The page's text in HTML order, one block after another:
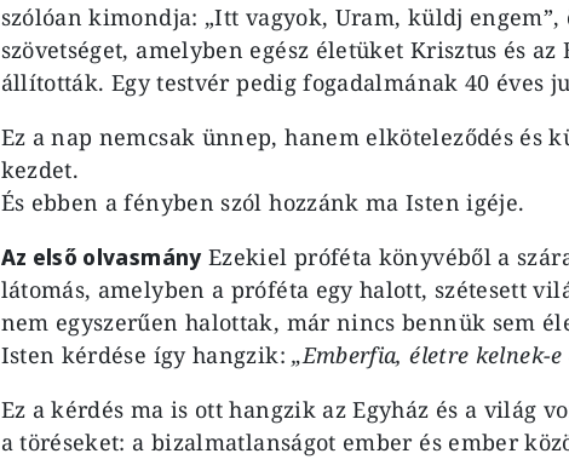
szólóan kimondja: „Itt vagyok, Uram, küldj
szövetséget, amelyben egész életüket Krisztus és az
állították. Egy testvér pedig fogadalmának 40 éves
Ez a nap nemcsak ünnep, hanem elköteleződés és
kezdet.
És ebben a fényben szól hozzánk ma Isten igéje.
Az első olvasmány Ezekiel próféta könyvéből a
látomás, amelyben a próféta egy halott, szétesett
nem egyszerűen halottak, már nincs bennük sem
Isten kérdése így hangzik:„Emberfia, életre kelnek-e
Ez a kérdés ma is ott hangzik az Egyház és a világ
a töréseket: a bizalmatlanságot ember és ember